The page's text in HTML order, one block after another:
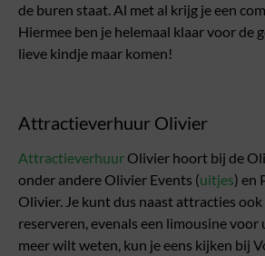
de buren staat. Al met al krijg je een
Hiermee ben je helemaal klaar voor de
lieve kindje maar komen!
Attractieverhuur Olivier
Attractieverhuur Olivier hoort bij de
onder andere Olivier Events (uitjes) en
Olivier. Je kunt dus naast attracties
reserveren, evenals een limousine voor
meer wilt weten, kun je eens kijken bij